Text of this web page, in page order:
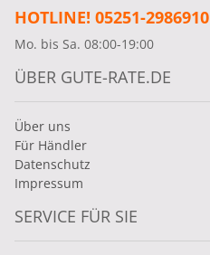
HOTLINE! 05251-2986910
Mo. bis Sa. 08:00-19:00
ÜBER GUTE-RATE.DE
Über uns
Für Händler
Datenschutz
Impressum
SERVICE FÜR SIE